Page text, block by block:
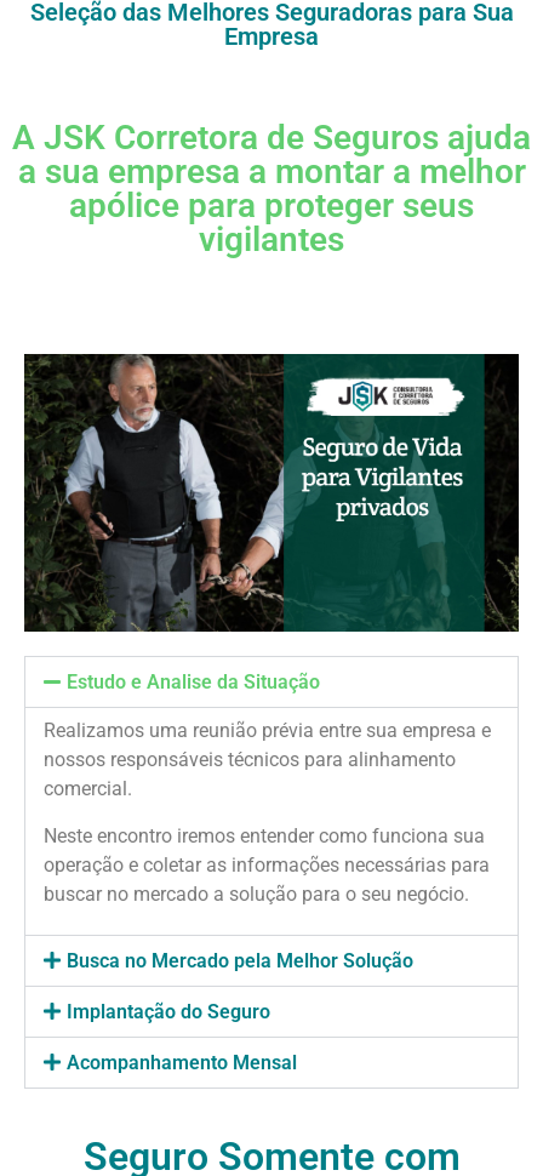
Seleção das Melhores Seguradoras para Sua
Empresa
A JSK Corretora de Seguros ajuda
a sua empresa a montar a melhor
apólice para proteger seus
vigilantes
Estudo e Analise da Situação
Realizamos uma reunião prévia entre sua empresa e
nossos responsáveis técnicos para alinhamento
comercial.
Neste encontro iremos entender como funciona sua
operação e coletar as informações necessárias para
buscar no mercado a solução para o seu negócio.
Busca no Mercado pela Melhor Solução
Implantação do Seguro
Acompanhamento Mensal
Seguro Somente com